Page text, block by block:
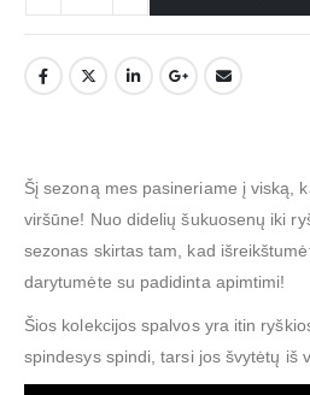
Šį sezoną mes pasineriame į viską,
viršūne! Nuo didelių šukuosenų iki
sezonas skirtas tam, kad
darytumėte su padidinta apimtimi!
Šios kolekcijos spalvos yra itin
spindesys spindi, tarsi jos švytėtų iš